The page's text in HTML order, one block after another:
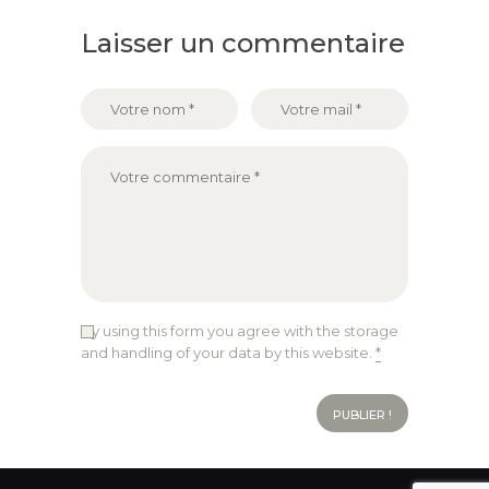
Laisser un commentaire
By using this form you agree with the storage
and handling of your data by this website. *